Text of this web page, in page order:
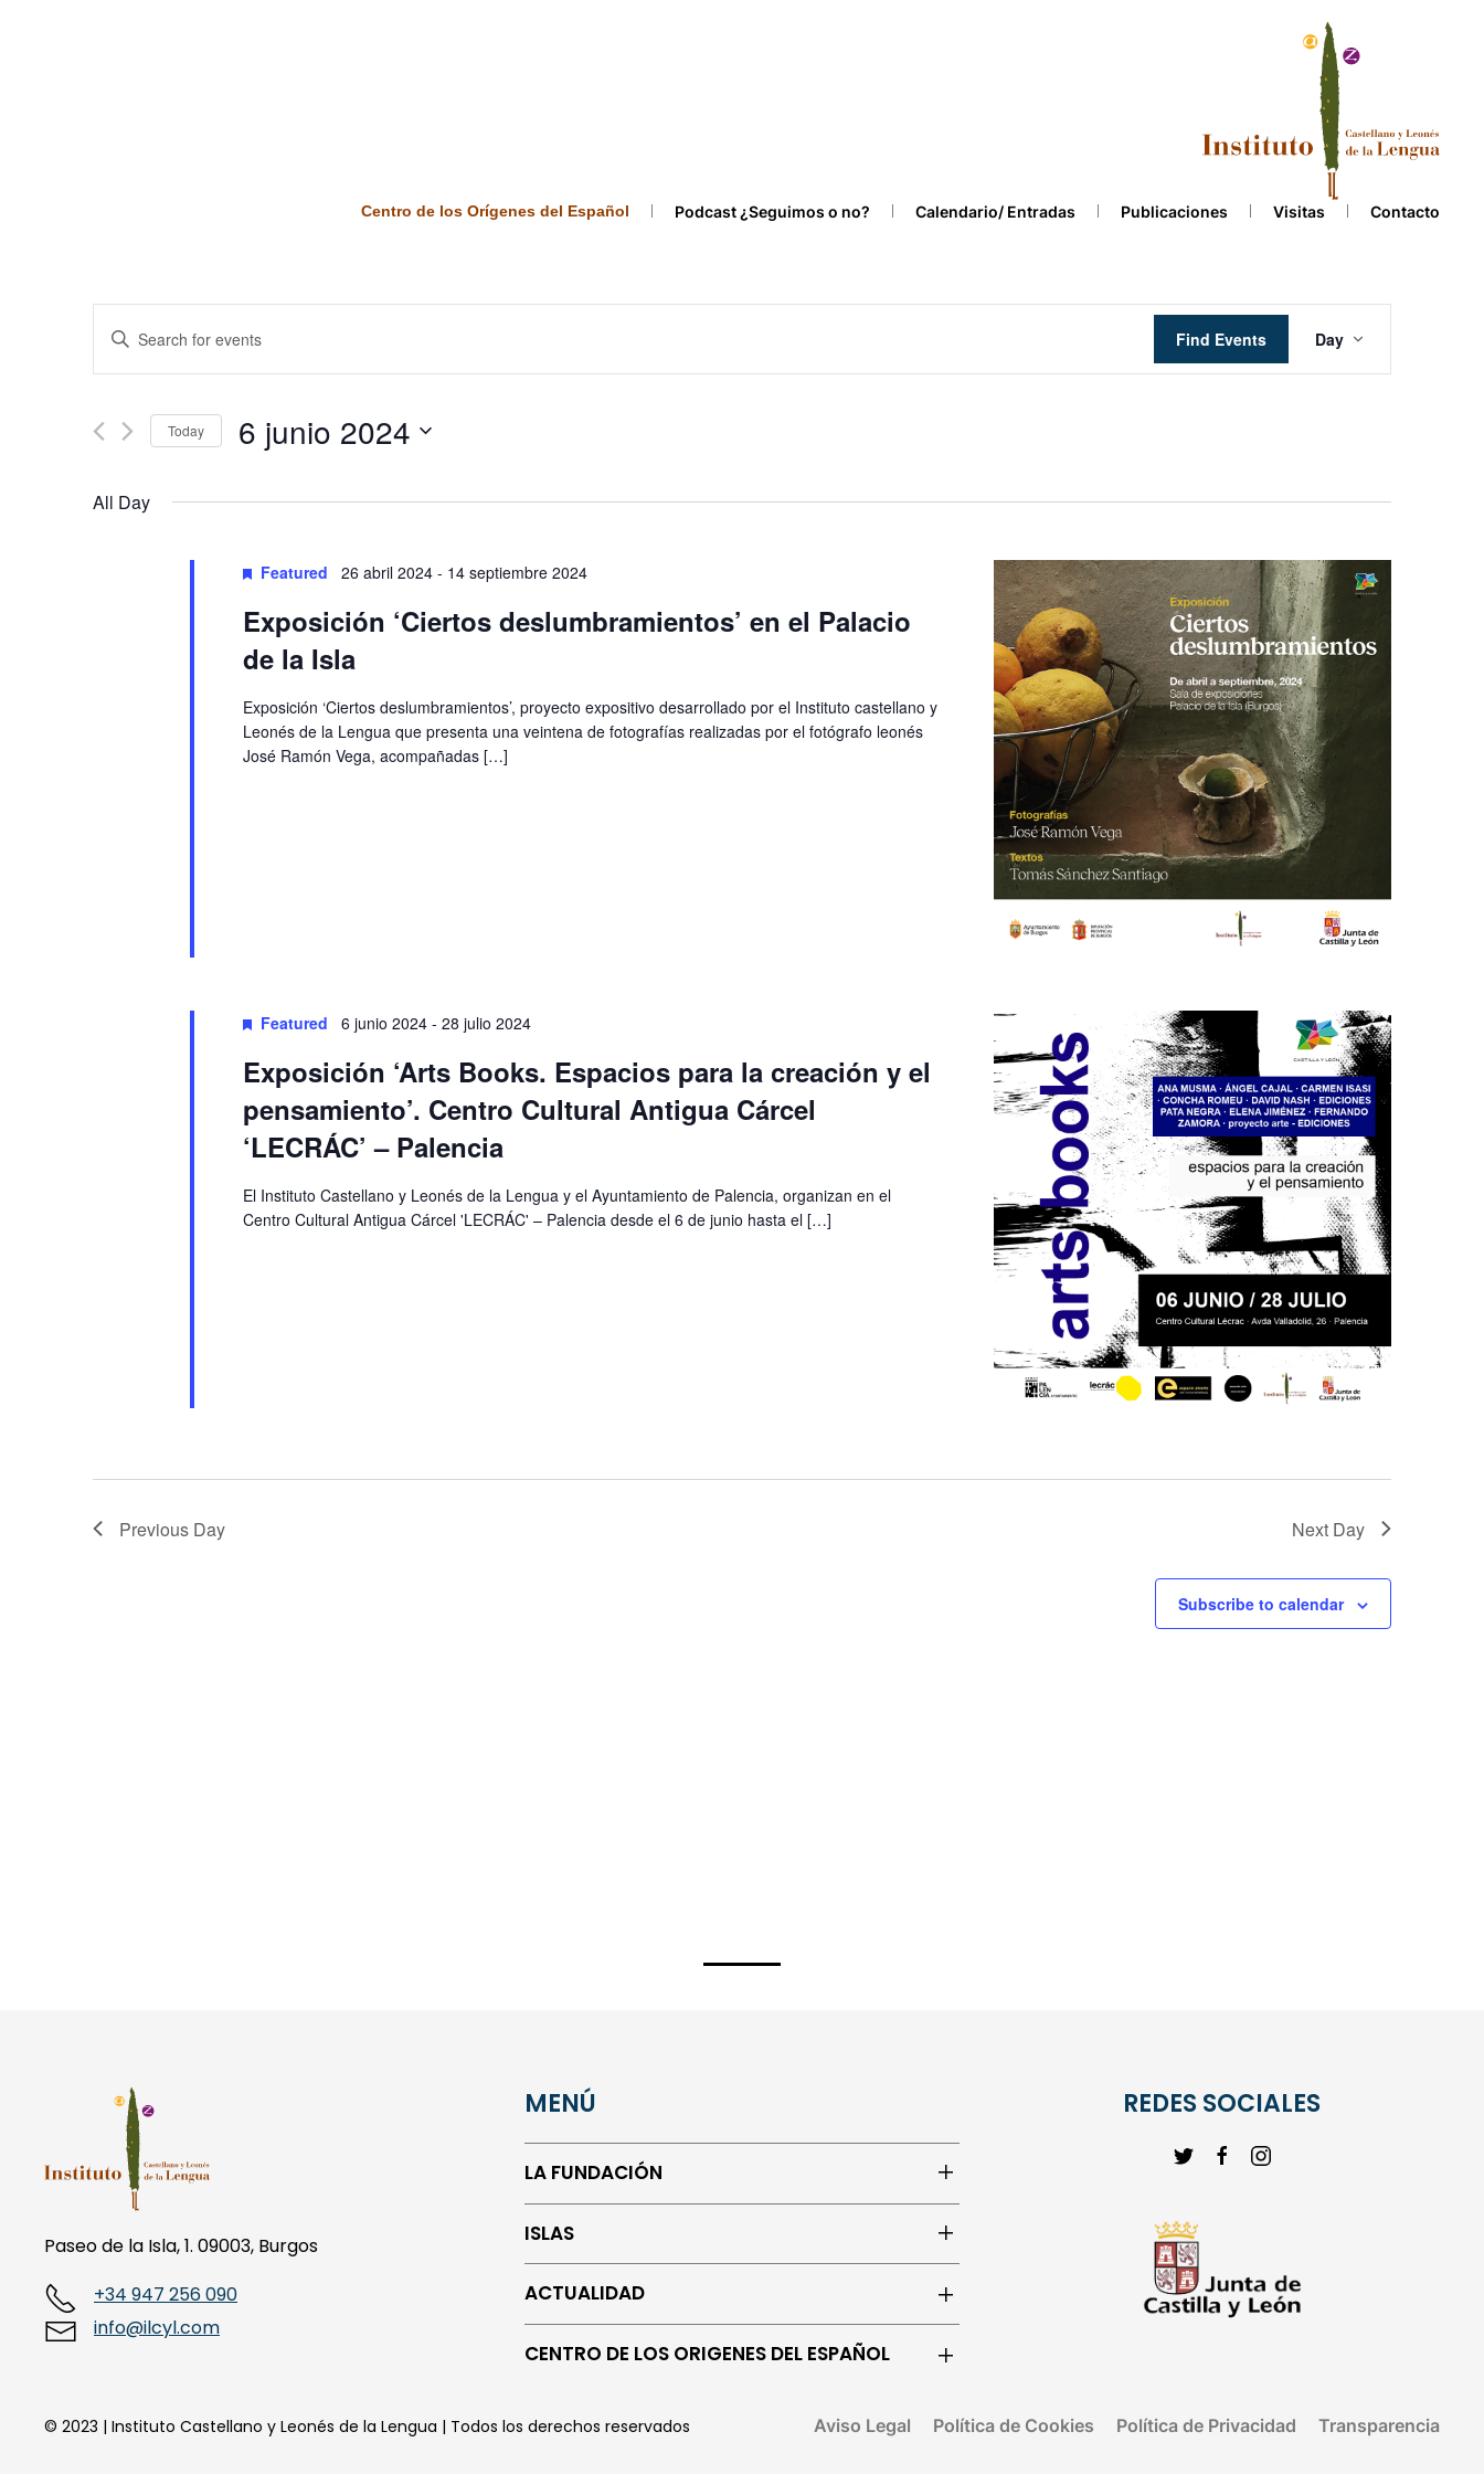
Centro de los Orígenes del Español Podcast ¿Seguimos o no? Calendario/ Entradas Publicaciones Visitas Contacto
Events
Search
and
Views
Navigation
Enter
Keyword.
Search
Events
Find Events
Views
Navigation
Day
Today 6 junio 2024
All Day
Featured 26 abril 2024- 14 septiembre 2024
Exposición ‘Ciertos deslumbramientos’ en el Palacio
de la Isla
Exposición ‘Ciertos deslumbramientos’, proyecto expositivo desarrollado por el Instituto castellano y
Leonés de la Lengua que presenta una veintena de fotografías realizadas por el fotógrafo leonés
José Ramón Vega, acompañadas […]
Featured 6 junio 2024- 28 julio 2024
Exposición ‘Arts Books. Espacios para la creación y el
pensamiento’. Centro Cultural Antigua Cárcel
‘LECRÁC’ – Palencia
El Instituto Castellano y Leonés de la Lengua y el Ayuntamiento de Palencia, organizan en el
Centro Cultural Antigua Cárcel 'LECRÁC' – Palencia desde el 6 de junio hasta el […]
Previous Day Next Day
Subscribe to calendar
Paseo de la Isla, 1. 09003, Burgos
+34 947 256 090
info@ilcyl.com
MENÚ
LA FUNDACIÓN
ISLAS
ACTUALIDAD
CENTRO DE LOS ORIGENES DEL ESPAÑOL
REDES SOCIALES
© 2023 | Instituto Castellano y Leonés de la Lengua | Todos los derechos reservados Aviso Legal Política de Cookies Política de Privacidad Transparencia